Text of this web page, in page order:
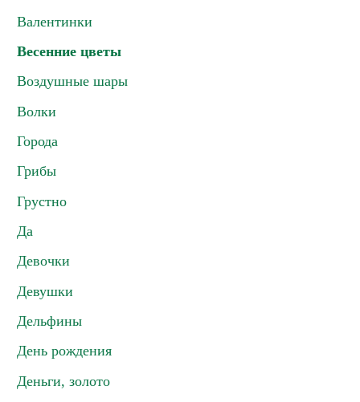
Валентинки
Весенние цветы
Воздушные шары
Волки
Города
Грибы
Грустно
Да
Девочки
Девушки
Дельфины
День рождения
Деньги, золото